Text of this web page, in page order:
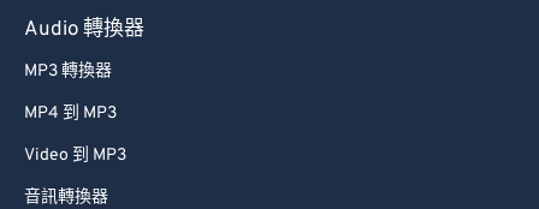
Audio 轉換器
MP3 轉換器
MP4 到 MP3
Video 到 MP3
音訊轉換器